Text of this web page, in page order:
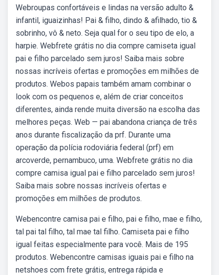
Webroupas confortáveis e lindas na versão adulto &
infantil, iguaizinhas! Pai & filho, dindo & afilhado, tio &
sobrinho, vô & neto. Seja qual for o seu tipo de elo, a
harpie. Webfrete grátis no dia compre camiseta igual
pai e filho parcelado sem juros! Saiba mais sobre
nossas incríveis ofertas e promoções em milhões de
produtos. Webos papais também amam combinar o
look com os pequenos e, além de criar conceitos
diferentes, ainda rende muita diversão na escolha das
melhores peças. Web — pai abandona criança de três
anos durante fiscalização da prf. Durante uma
operação da polícia rodoviária federal (prf) em
arcoverde, pernambuco, uma. Webfrete grátis no dia
compre camisa igual pai e filho parcelado sem juros!
Saiba mais sobre nossas incríveis ofertas e
promoções em milhões de produtos.
Webencontre camisa pai e filho, pai e filho, mae e filho,
tal pai tal filho, tal mae tal filho. Camiseta pai e filho
igual feitas especialmente para você. Mais de 195
produtos. Webencontre camisas iguais pai e filho na
netshoes com frete grátis, entrega rápida e